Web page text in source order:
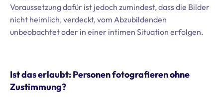
Voraussetzung dafür ist jedoch zumindest, dass die Bilder
nicht heimlich, verdeckt, vom Abzubildenden
unbeobachtet oder in einer intimen Situation erfolgen.
Ist das erlaubt: Personen fotografieren ohne
Zustimmung?